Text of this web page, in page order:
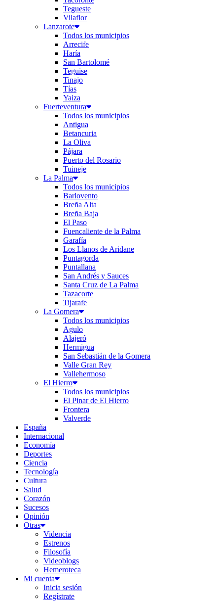
Tegueste
Vilaflor
Lanzarote
Todos los municipios
Arrecife
Haría
San Bartolomé
Teguise
Tinajo
Tías
Yaiza
Fuerteventura
Todos los municipios
Antigua
Betancuria
La Oliva
Pájara
Puerto del Rosario
Tuineje
La Palma
Todos los municipios
Barlovento
Breña Alta
Breña Baja
El Paso
Fuencaliente de la Palma
Garafía
Los Llanos de Aridane
Puntagorda
Puntallana
San Andrés y Sauces
Santa Cruz de La Palma
Tazacorte
Tijarafe
La Gomera
Todos los municipios
Agulo
Alajeró
Hermigua
San Sebastián de la Gomera
Valle Gran Rey
Vallehermoso
El Hierro
Todos los municipios
El Pinar de El Hierro
Frontera
Valverde
España
Internacional
Economía
Deportes
Ciencia
Tecnología
Cultura
Salud
Corazón
Sucesos
Opinión
Otras
Videncia
Estrenos
Filosofía
Videoblogs
Hemeroteca
Mi cuenta
Inicia sesión
Regístrate